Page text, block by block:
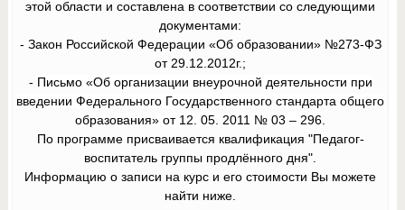
этой области и составлена в соответствии со следующими
документами:
- Закон Российской Федерации «Об образовании» №273-ФЗ
от 29.12.2012г.;
- Письмо «Об организации внеурочной деятельности при
введении Федерального Государственного стандарта общего
образования» от 12. 05. 2011 № 03 – 296.
По программе присваивается квалификация "Педагог-
воспитатель группы продлённого дня".
Информацию о записи на курс и его стоимости Вы можете
найти ниже.